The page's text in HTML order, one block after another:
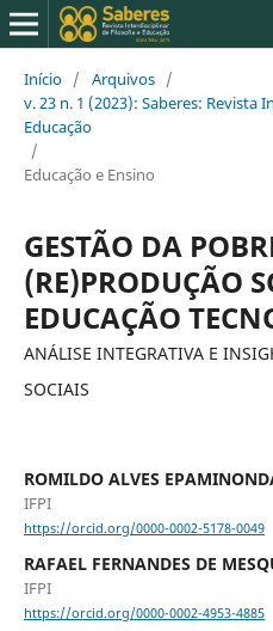
Início / Arquivos /
v. 23 n. 1 (2023): Saberes: Revista
Educação
/
Educação e Ensino
GESTÃO DA
(RE)PRODUÇÃO
EDUCAÇÃO
ANÁLISE INTEGRATIVA E
SOCIAIS
ROMILDO ALVES
IFPI
https://orcid.org/0000-0002-5178-0049
RAFAEL FERNANDES DE
IFPI
https://orcid.org/0000-0002-4953-4885